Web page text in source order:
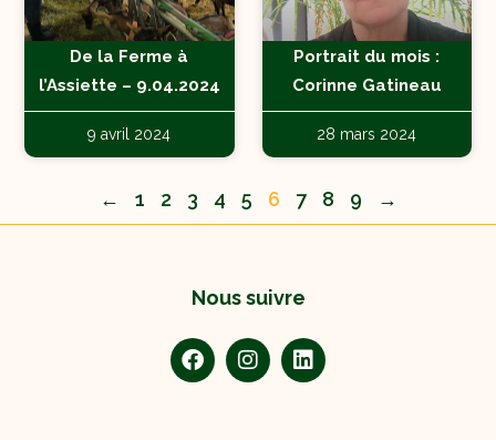
De la Ferme à
l’Assiette – 9.04.2024
9 avril 2024
Portrait du mois :
Corinne Gatineau
28 mars 2024
← 1 2 3 4 5 6 7 8 9 →
Nous suivre